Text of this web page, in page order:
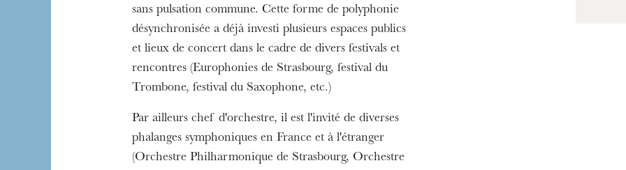
sans pulsation commune. Cette forme de polyphonie
désynchronisée a déjà investi plusieurs espaces publics
et lieux de concert dans le cadre de divers festivals et
rencontres (Europhonies de Strasbourg, festival du
Trombone, festival du Saxophone, etc.)
Par ailleurs chef d'orchestre, il est l'invité de diverses
phalanges symphoniques en France et à l'étranger
(Orchestre Philharmonique de Strasbourg, Orchestre